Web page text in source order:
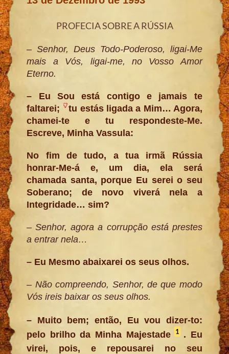
PROFECIA SOBRE A RÚSSIA
– Senhor, Deus Todo-Poderoso, ligai-Me
mais a Vós, ligai-me, no Vosso Amor
Eterno.
– Eu Sou está contigo e jamais te
faltarei;
tu estás ligada a Mim… Agora,
chamei-te e tu respondeste-Me.
Escreve, Minha Vassula:
No fim de tudo, a tua irmã Rússia
honrar-Me-á e, um dia, ela será
chamada santa, porque Eu serei o seu
Soberano; de novo viverá nela a
Integridade… sim?
– Senhor, agora a corrupção está prestes
a entrar nela…
– Eu Mesmo abaixarei os seus olhos.
– Não compreendo, Senhor, de que modo
Vós ireis baixar os seus olhos.
– Muito bem; então, Eu vou dizer-to:
pelo brilho da Minha Majestade
1
. Eu
virei, pois, e repousarei no seu